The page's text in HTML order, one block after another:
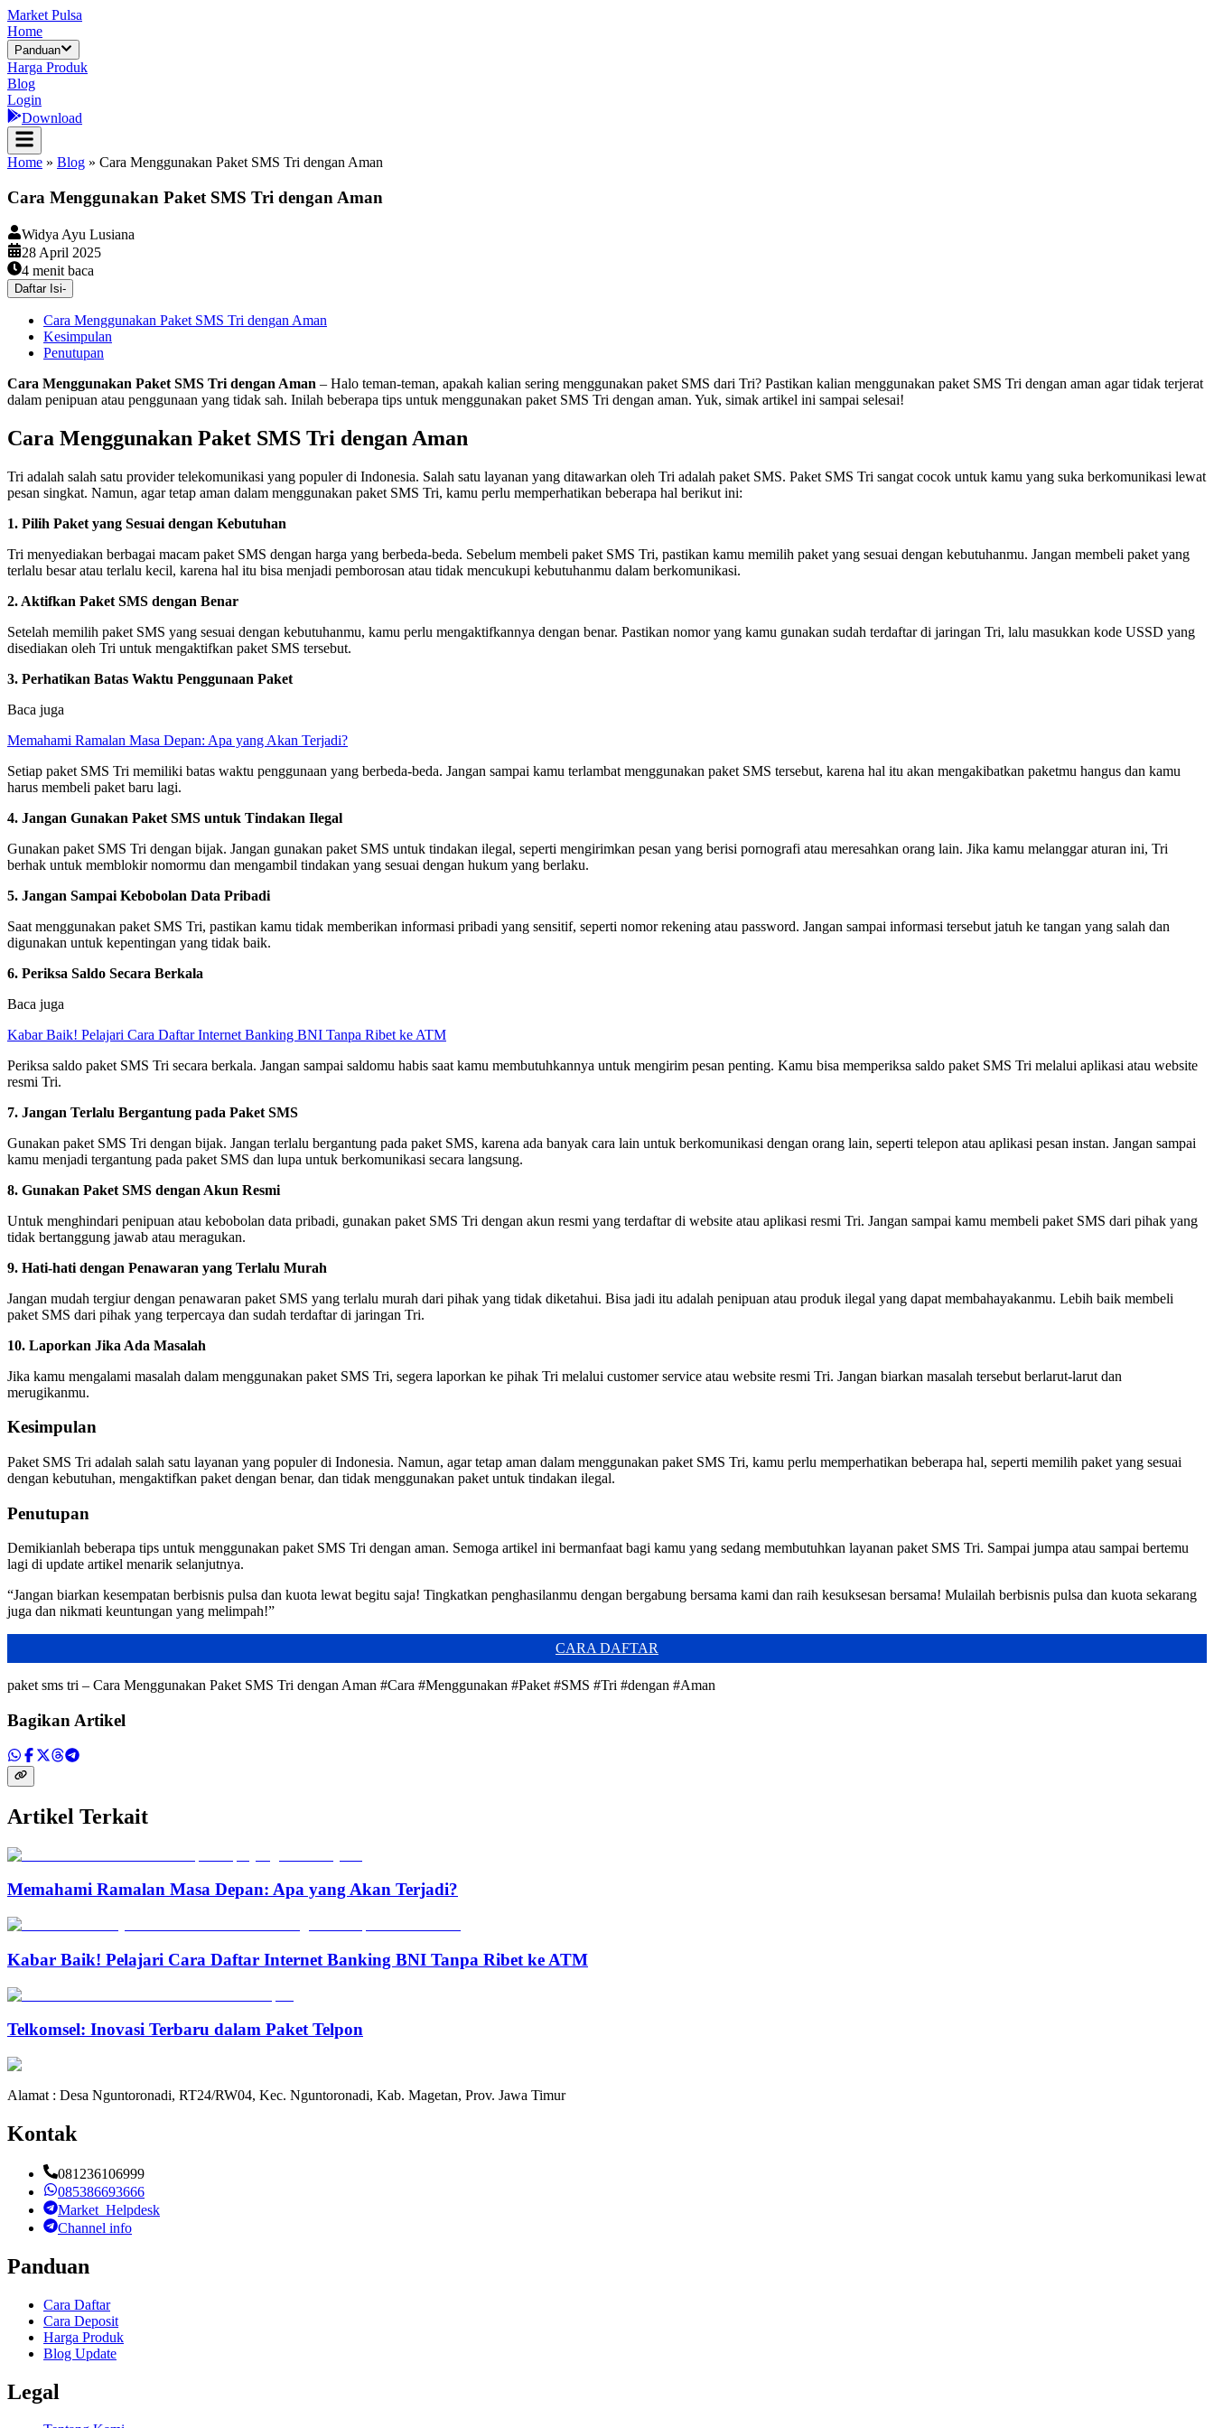
Market Pulsa
Home
Panduan
Harga Produk
Blog
Login
Download
Home » Blog » Cara Menggunakan Paket SMS Tri dengan Aman
Cara Menggunakan Paket SMS Tri dengan Aman
Widya Ayu Lusiana
28 April 2025
4 menit baca
Daftar Isi-
Cara Menggunakan Paket SMS Tri dengan Aman
Kesimpulan
Penutupan
Cara Menggunakan Paket SMS Tri dengan Aman – Halo teman-teman, apakah kalian sering menggunakan paket SMS dari Tri? Pastikan kalian menggunakan paket SMS Tri dengan aman agar tidak terjerat
dalam penipuan atau penggunaan yang tidak sah. Inilah beberapa tips untuk menggunakan paket SMS Tri dengan aman. Yuk, simak artikel ini sampai selesai!
Cara Menggunakan Paket SMS Tri dengan Aman
Tri adalah salah satu provider telekomunikasi yang populer di Indonesia. Salah satu layanan yang ditawarkan oleh Tri adalah paket SMS. Paket SMS Tri sangat cocok untuk kamu yang suka berkomunikasi lewat
pesan singkat. Namun, agar tetap aman dalam menggunakan paket SMS Tri, kamu perlu memperhatikan beberapa hal berikut ini:
1. Pilih Paket yang Sesuai dengan Kebutuhan
Tri menyediakan berbagai macam paket SMS dengan harga yang berbeda-beda. Sebelum membeli paket SMS Tri, pastikan kamu memilih paket yang sesuai dengan kebutuhanmu. Jangan membeli paket yang
terlalu besar atau terlalu kecil, karena hal itu bisa menjadi pemborosan atau tidak mencukupi kebutuhanmu dalam berkomunikasi.
2. Aktifkan Paket SMS dengan Benar
Setelah memilih paket SMS yang sesuai dengan kebutuhanmu, kamu perlu mengaktifkannya dengan benar. Pastikan nomor yang kamu gunakan sudah terdaftar di jaringan Tri, lalu masukkan kode USSD yang
disediakan oleh Tri untuk mengaktifkan paket SMS tersebut.
3. Perhatikan Batas Waktu Penggunaan Paket
Baca juga
Memahami Ramalan Masa Depan: Apa yang Akan Terjadi?
Setiap paket SMS Tri memiliki batas waktu penggunaan yang berbeda-beda. Jangan sampai kamu terlambat menggunakan paket SMS tersebut, karena hal itu akan mengakibatkan paketmu hangus dan kamu
harus membeli paket baru lagi.
4. Jangan Gunakan Paket SMS untuk Tindakan Ilegal
Gunakan paket SMS Tri dengan bijak. Jangan gunakan paket SMS untuk tindakan ilegal, seperti mengirimkan pesan yang berisi pornografi atau meresahkan orang lain. Jika kamu melanggar aturan ini, Tri
berhak untuk memblokir nomormu dan mengambil tindakan yang sesuai dengan hukum yang berlaku.
5. Jangan Sampai Kebobolan Data Pribadi
Saat menggunakan paket SMS Tri, pastikan kamu tidak memberikan informasi pribadi yang sensitif, seperti nomor rekening atau password. Jangan sampai informasi tersebut jatuh ke tangan yang salah dan
digunakan untuk kepentingan yang tidak baik.
6. Periksa Saldo Secara Berkala
Baca juga
Kabar Baik! Pelajari Cara Daftar Internet Banking BNI Tanpa Ribet ke ATM
Periksa saldo paket SMS Tri secara berkala. Jangan sampai saldomu habis saat kamu membutuhkannya untuk mengirim pesan penting. Kamu bisa memperiksa saldo paket SMS Tri melalui aplikasi atau website
resmi Tri.
7. Jangan Terlalu Bergantung pada Paket SMS
Gunakan paket SMS Tri dengan bijak. Jangan terlalu bergantung pada paket SMS, karena ada banyak cara lain untuk berkomunikasi dengan orang lain, seperti telepon atau aplikasi pesan instan. Jangan sampai
kamu menjadi tergantung pada paket SMS dan lupa untuk berkomunikasi secara langsung.
8. Gunakan Paket SMS dengan Akun Resmi
Untuk menghindari penipuan atau kebobolan data pribadi, gunakan paket SMS Tri dengan akun resmi yang terdaftar di website atau aplikasi resmi Tri. Jangan sampai kamu membeli paket SMS dari pihak yang
tidak bertanggung jawab atau meragukan.
9. Hati-hati dengan Penawaran yang Terlalu Murah
Jangan mudah tergiur dengan penawaran paket SMS yang terlalu murah dari pihak yang tidak diketahui. Bisa jadi itu adalah penipuan atau produk ilegal yang dapat membahayakanmu. Lebih baik membeli
paket SMS dari pihak yang terpercaya dan sudah terdaftar di jaringan Tri.
10. Laporkan Jika Ada Masalah
Jika kamu mengalami masalah dalam menggunakan paket SMS Tri, segera laporkan ke pihak Tri melalui customer service atau website resmi Tri. Jangan biarkan masalah tersebut berlarut-larut dan
merugikanmu.
Kesimpulan
Paket SMS Tri adalah salah satu layanan yang populer di Indonesia. Namun, agar tetap aman dalam menggunakan paket SMS Tri, kamu perlu memperhatikan beberapa hal, seperti memilih paket yang sesuai
dengan kebutuhan, mengaktifkan paket dengan benar, dan tidak menggunakan paket untuk tindakan ilegal.
Penutupan
Demikianlah beberapa tips untuk menggunakan paket SMS Tri dengan aman. Semoga artikel ini bermanfaat bagi kamu yang sedang membutuhkan layanan paket SMS Tri. Sampai jumpa atau sampai bertemu
lagi di update artikel menarik selanjutnya.
“Jangan biarkan kesempatan berbisnis pulsa dan kuota lewat begitu saja! Tingkatkan penghasilanmu dengan bergabung bersama kami dan raih kesuksesan bersama! Mulailah berbisnis pulsa dan kuota sekarang
juga dan nikmati keuntungan yang melimpah!”
CARA DAFTAR
paket sms tri – Cara Menggunakan Paket SMS Tri dengan Aman #Cara #Menggunakan #Paket #SMS #Tri #dengan #Aman
Bagikan Artikel
Artikel Terkait
Memahami Ramalan Masa Depan: Apa yang Akan Terjadi?
Kabar Baik! Pelajari Cara Daftar Internet Banking BNI Tanpa Ribet ke ATM
Telkomsel: Inovasi Terbaru dalam Paket Telpon
Alamat : Desa Nguntoronadi, RT24/RW04, Kec. Nguntoronadi, Kab. Magetan, Prov. Jawa Timur
Kontak
081236106999
085386693666
Market_Helpdesk
Channel info
Panduan
Cara Daftar
Cara Deposit
Harga Produk
Blog Update
Legal